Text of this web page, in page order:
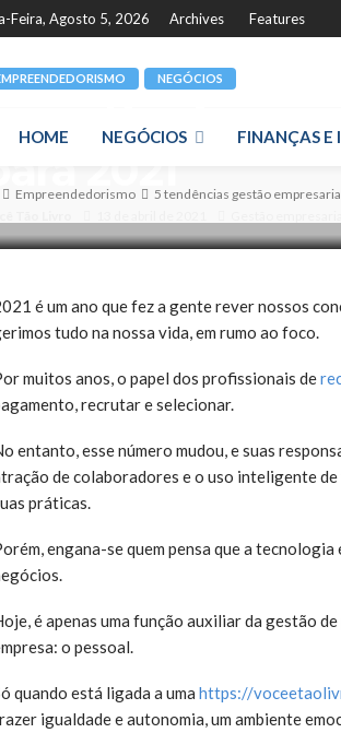
Feira, Agosto 5, 2026 Archives Features
HOME NEGÓCIOS FINANÇAS E
Empreendedorismo 5 tendências gestão
NEGÓCIOS
tendências
é um ano que fez a gente rever nossos
tudo na nossa vida, em rumo ao foco.
muitos anos, o papel dos profissionais de
recrutar e selecionar.
entanto, esse número mudou, e suas
de colaboradores e o uso inteligente
práticas.
engana-se quem pensa que a
é apenas uma função auxiliar da gestão
o pessoal.
quando está ligada a uma https://
igualdade e autonomia, um ambiente